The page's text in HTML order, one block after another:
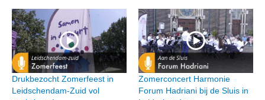
Drukbezocht Zomerfeest in
Leidschendam-Zuid vol
Zomerconcert Harmonie
Forum Hadriani bij de Sluis in